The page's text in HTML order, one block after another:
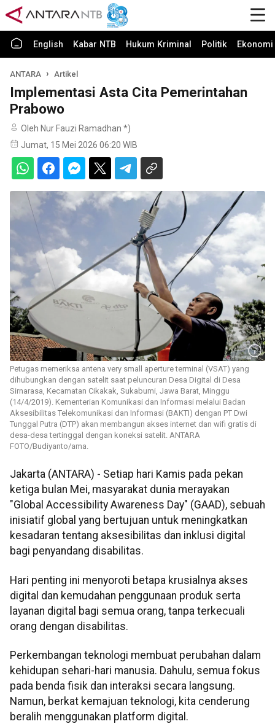
English Kabar NTB Hukum Kriminal Politik
ANTARA Artikel
Implementasi Asta Cita Pemerintahan
Prabowo
Oleh Nur Fauzi Ramadhan *)
Jumat, 15 Mei 2026 06:20 WIB
Petugas memeriksa antena very small aperture terminal (VSAT) yang
dihubungkan dengan satelit saat peluncuran Desa Digital di Desa
Sirnarasa, Kecamatan Cikakak, Sukabumi, Jawa Barat, Minggu
(14/4/2019). Kementerian Komunikasi dan Informasi melalui Badan
Aksesibilitas Telekomunikasi dan Informasi (BAKTI) dengan PT Dwi
Tunggal Putra (DTP) akan membangun akses internet dan wifi gratis di
desa-desa tertinggal dengan koneksi satelit. ANTARA
FOTO/Budiyanto/ama.
Jakarta (ANTARA) - Setiap hari Kamis pada pekan
ketiga bulan Mei, masyarakat dunia merayakan
"Global Accessibility Awareness Day" (GAAD), sebuah
inisiatif global yang bertujuan untuk meningkatkan
kesadaran tentang aksesibilitas dan inklusi digital
bagi penyandang disabilitas.
Hari penting ini menyoroti betapa krusialnya akses
digital dan kemudahan penggunaan produk serta
layanan digital bagi semua orang, tanpa terkecuali
orang dengan disabilitas.
Perkembangan teknologi membuat perubahan dalam
kehidupan sehari-hari manusia. Dahulu, semua fokus
pada benda fisik dan interaksi secara langsung.
Namun, berkat kemajuan teknologi, kita cenderung
beralih menggunakan platform digital.